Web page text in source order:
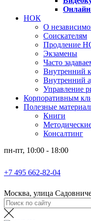
НОК
О
Соискателям
Продление
Экзамены
Часто
Внутренний
Внутренний
Управление
Корпоративным
Полезные
Книги
Консалтинг
пн-пт, 10:00 - 18:00
+7 495 662-82-04
Москва, улица